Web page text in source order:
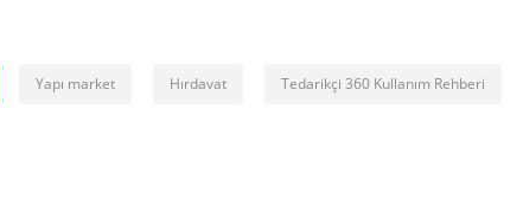
Yapı market Hırdavat Tedarikçi 360 Kullanım Rehberi